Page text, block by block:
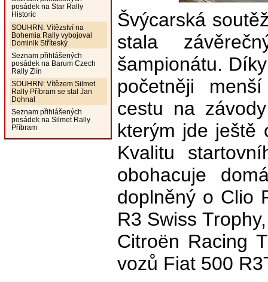
posádek na Star Rally
Historic
SOUHRN: Vítězství na
Bohemia Rally vybojoval
Dominik Stříteský
Seznam přihlášených
posádek na Barum Czech
Rally Zlín
SOUHRN: Vítězem Silmet
Rally Příbram se stal Jan
Dohnal
Seznam přihlášených
posádek na Silmet Rally
Příbram
Švýcarská
stala
šampionátu.
početněji
cestu na
kterým jde ještě
Kvalitu
obohacuje
doplněný o Clio
R3 Swiss
Citroën Racing
vozů Fiat 500